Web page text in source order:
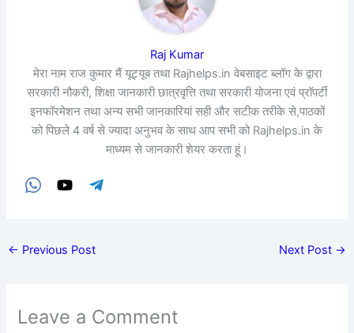
Raj Kumar
मेरा नाम राज कुमार मैं यूट्यूब तथा Rajhelps.in वेबसाइट ब्लॉग के द्वारा
सरकारी नौकरी, शिक्षा जानकारी छात्रवृत्ति तथा सरकारी योजना एवं प्रॉपर्टी
इनफॉरमेशन तथा अन्य सभी जानकारियां सही और सटीक तरीके से,पाठकों
को पिछले 4 वर्ष से ज्यादा अनुभव के साथ आप सभी को Rajhelps.in के
माध्यम से जानकारी शेयर करता हूं।
← Previous Post Next Post →
Leave a Comment